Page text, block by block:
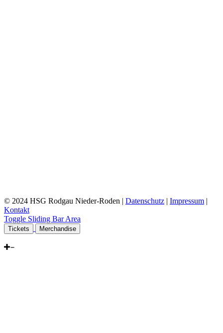
© 2024 HSG Rodgau Nieder-Roden | Datenschutz | Impressum |
Kontakt
Toggle Sliding Bar Area
Tickets Merchandise